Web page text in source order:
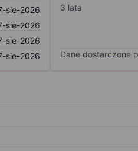
sie-2026
sie-2026
sie-2026
sie-2026
3 lata
Dane dostarczone